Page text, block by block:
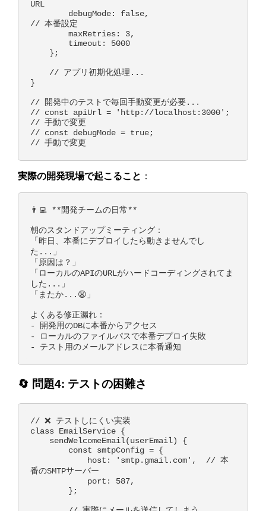
URL
// 本番設定
        maxRetries: 3,
}
// 開発中のテストで毎回手動変更が必要...
// const apiUrl = 'http://localhost:3000';
// 手動で変更
// const debugMode = true;
実際の開発現場で起こること ：
👨‍💻 **開発チームの日常**
朝のスタンドアップミーティング：
「昨日、本番にデプロイしたら動きませんでし
た...」
「原因は？」
「ローカルのAPIのURLがハードコーディングされてま
した...」
「またか...😩」
よくある修正漏れ：
- 開発用のDBに本番からアクセス
- ローカルのファイルパスで本番デプロイ失敗
🔄 問題4: テストの困難さ
// ❌ テストしにくい実装
class EmailService {
番のSMTPサーバー